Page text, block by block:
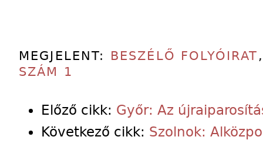
MEGJELENT: BESZÉLŐ FOLYÓIRAT
SZÁM 1
Előző cikk: Győr: Az
Következő cikk: Szolnok: